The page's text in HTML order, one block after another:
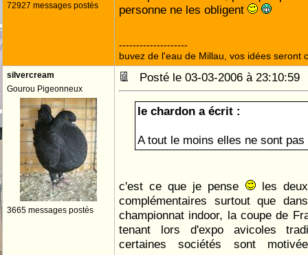
72927 messages postés
personne ne les obligent
--------------------
buvez de l'eau de Millau, vos idées seront
silvercream
Gourou Pigeonneux
3665 messages postés
Posté le 03-03-2006 à
le chardon a écrit :
A tout le moins elles ne sont
c'est ce que je pense
les deux
complémentaires surtout que
championnat indoor, la coupe de
tenant lors d'expo avicoles
certaines sociétés sont